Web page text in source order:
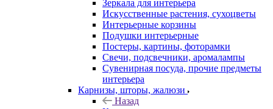
Зеркала для интерьера
Искусственные растения, сухоцветы
Интерьерные корзины
Подушки интерьерные
Постеры, картины, фоторамки
Свечи, подсвечники, аромалампы
Сувенирная посуда, прочие предметы
интерьера
Карнизы, шторы, жалюзи
Назад